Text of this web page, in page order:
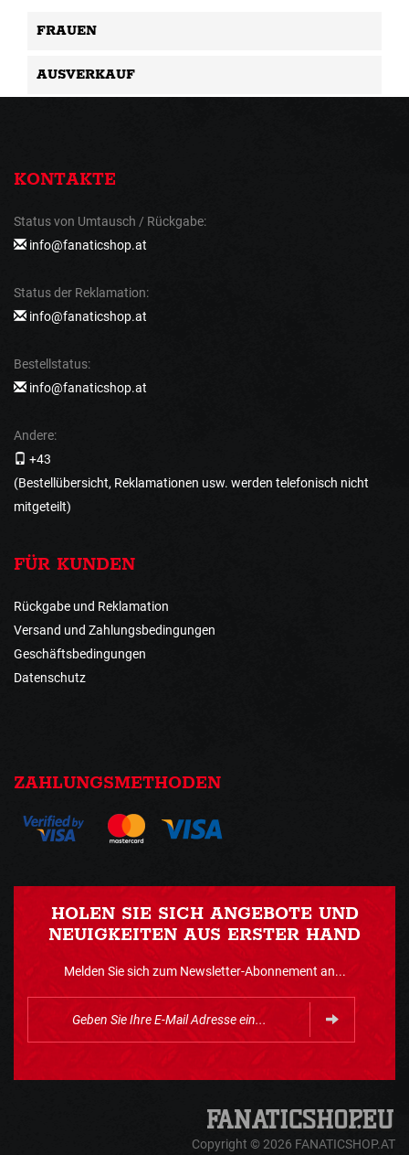
FRAUEN
AUSVERKAUF
KONTAKTE
Status von Umtausch / Rückgabe:
info@fanaticshop.at
Status der Reklamation:
info@fanaticshop.at
Bestellstatus:
info@fanaticshop.at
Andere:
+43
(Bestellübersicht, Reklamationen usw. werden telefonisch nicht
mitgeteilt)
FÜR KUNDEN
Rückgabe und Reklamation
Versand und Zahlungsbedingungen
Geschäftsbedingungen
Datenschutz
ZAHLUNGSMETHODEN
HOLEN SIE SICH ANGEBOTE UND
NEUIGKEITEN AUS ERSTER HAND
Melden Sie sich zum Newsletter-Abonnement an...
Copyright © 2026 FANATICSHOP.AT